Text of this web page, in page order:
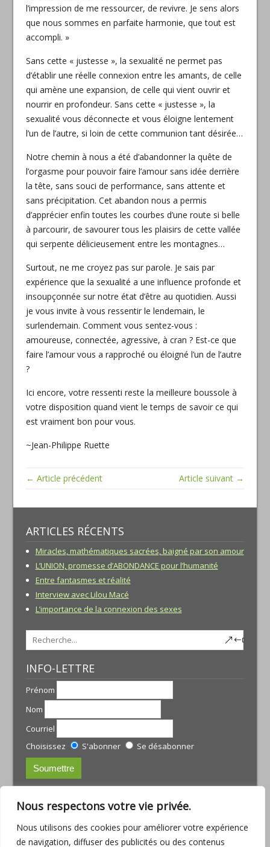
Nous respectons votre vie privée.
Nous utilisons des cookies pour améliorer votre expérience
de navigation, diffuser des publicités ou des contenus
l’impression de me ressourcer, de revivre. Je sens alors
que nous sommes en parfaite harmonie, que tout est
accompli. »
Sans cette « justesse », la sexualité ne permet pas
d’établir une réelle connexion entre les amants, de celle
qui amène une expansion, de celle qui vient ouvrir et
nourrir en profondeur. Sans cette « justesse », la
sexualité vous déconnecte et vous éloigne lentement
l’un de l’autre, si loin de cette communion tant désirée…
Notre chemin à nous a été d’abandonner la quête de
l’orgasme pour pouvoir faire l’amour sans idée derrière
la tête, sans souci de performance, sans attente et
sans précipitation. Cet abandon nous a permis
d’apprécier enfin toutes les courbes d’une route si belle
à parcourir, de savourer tous les plaisirs de cette vallée
qui serpente délicieusement entre les montagnes…
Surtout, ne me croyez pas sur parole. Je sais par
expérience que la sexualité a une influence profonde et
insoupçonnée sur notre état d’être au quotidien. Aussi
je vous invite à vous ressentir le lendemain, le
surlendemain. Comment vous sentez-vous :
amoureuse, connectée, agressive, à cran ? Est-ce que
faire l’amour vous a rapproché ou éloigné l’un de l’autre
?
Ici encore, votre ressenti reste la meilleure boussole à
votre disposition quand vient le temps de savoir ce qui
est vraiment bon pour vous.
~Jean-Philippe Ruette
← Article précédent Article suivant →
ARTICLES RÉCENTS
Miracles, mathématiques sacrées, baigné par son amour
L’UNION, promesse d’ABONDANCE pour l’humanité
Entre fantasmes et réalité
Interview avec Lilou Macé
L’importance de la connexion des sexes
INFO-LETTRE
Prénom
Nom
Courriel
Choisissez
S'abonner Se désabonner
courriel :julie@armoniamassotherapie.com